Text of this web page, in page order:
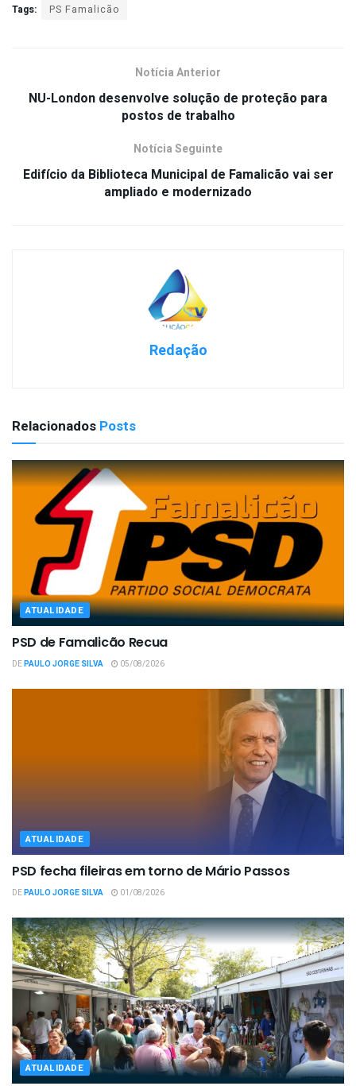
Tags: PS Famalicão
Notícia Anterior
NU-London desenvolve solução de proteção para
postos de trabalho
Notícia Seguinte
Edifício da Biblioteca Municipal de Famalicão vai ser
ampliado e modernizado
Redação
Relacionados Posts
ATUALIDADE
PSD de Famalicão Recua
DEPAULO JORGE SILVA 05/08/2026
ATUALIDADE
PSD fecha fileiras em torno de Mário Passos
DEPAULO JORGE SILVA 01/08/2026
ATUALIDADE